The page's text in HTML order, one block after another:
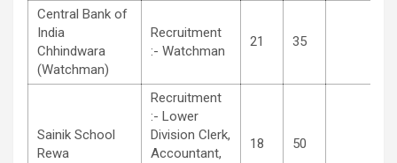
Central Bank of
India
Chhindwara
(Watchman)
Recruitment
:- Watchman
21 35
Sainik School
Rewa
Recruitment
:- Lower
Division Clerk,
Accountant,
18 50